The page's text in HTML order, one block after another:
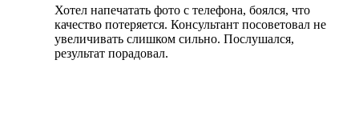
Хотел напечатать фото с телефона, боялся, что
качество потеряется. Консультант посоветовал не
увеличивать слишком сильно. Послушался,
результат порадовал.